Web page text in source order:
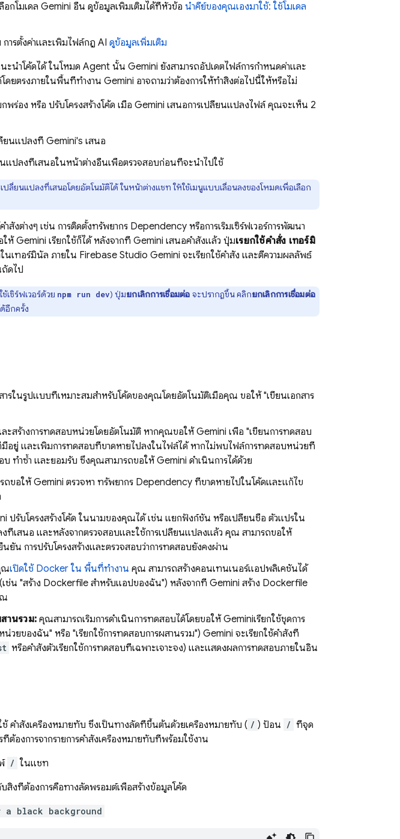
กโมเดล Gemini อื่น ดูข้อมูลเพิ่มเติมได้ที่หัวข้อ นำคีย์ของคุณเองมาใช้: ใช้โมเดล
ารตั้งค่าและเพิ่มไฟล์กฎ AI ดูข้อมูลเพิ่มเติม
ะนำโค้ดได้ ในโหมด Agent นั้น Gemini ยังสามารถอัปเดตไฟล์การกำหนดค่าและ
โดยตรงภายในพื้นที่ทำงาน Gemini อาจถามว่าต้องการให้ทำสิ่งต่อไปนี้ให้หรือไม่
ร่อง หรือ ปรับโครงสร้างโค้ด เมื่อ Gemini เสนอการเปลี่ยนแปลงไฟล์ คุณจะเห็น 2
ลี่ยนแปลงที่Gemini's เสนอ
นแปลงที่เสนอในหน้าต่างอื่นเพื่อตรวจสอบก่อนที่จะนำไปใช้
เปลี่ยนแปลงที่เสนอโดยอัตโนมัติได้ ในหน้าต่างแชท ให้ใช้เมนูแบบเลื่อนลงของโหมดเพื่อเลือก
ำสั่งต่างๆ เช่น การติดตั้งทรัพยากร Dependency หรือการเริ่มเซิร์ฟเวอร์การพัฒนา
ให้ Gemini เรียกใช้ก็ได้ หลังจากที่ Gemini เสนอคำสั่งแล้ว ปุ่มเรียกใช้คำสั่ง เทอร์มิ
นเทอร์มินัล ภายใน Firebase Studio Gemini จะเรียกใช้คำสั่ง และตีความผลลัพธ์
ดไป
ช้เซิร์ฟเวอร์ด้วย npm run dev) ปุ่มยกเลิกการเชื่อมต่อ จะปรากฏขึ้น คลิกยกเลิกการเชื่อมต่อ
อีกครั้ง
สารในรูปแบบที่เหมาะสมสำหรับโค้ดของคุณโดยอัตโนมัติเมื่อคุณ ขอให้ "เขียนเอกสาร
ละสร้างการทดสอบหน่วยโดยอัตโนมัติ หากคุณขอให้ Gemini เพื่อ "เขียนการทดสอบ
อยู่ และเพิ่มการทดสอบที่ขาดหายไปลงในไฟล์ได้ หากไม่พบไฟล์การทดสอบหน่วยที่
บ ทำซ้ำ และยอมรับ ซึ่งคุณสามารถขอให้ Gemini ดำเนินการได้ด้วย
ถขอให้Gemini ตรวจหา ทรัพยากร Dependency ที่ขาดหายไปในโค้ดและแก้ไข
ปรับโครงสร้างโค้ด ในนามของคุณได้ เช่น แยกฟังก์ชัน หรือเปลี่ยนชื่อ ตัวแปรใน
งที่เสนอ และหลังจากตรวจสอบและใช้การเปลี่ยนแปลงแล้ว คุณ สามารถขอให้
ยัน การปรับโครงสร้างและตรวจสอบว่าการทดสอบยังคงผ่าน
ณเปิดใช้ Docker ใน พื้นที่ทำงาน คุณ สามารถสร้างคอนเทนเนอร์แอปพลิเคชันได้
ช่น "สร้าง Dockerfile สำหรับแอปของฉัน") หลังจากที่ Gemini สร้าง Dockerfile
ณ
านรวม: คุณสามารถเริ่มการดำเนินการทดสอบได้โดยขอให้ Geminiเรียกใช้ชุดการ
น่วยของฉัน" หรือ "เรียกใช้การทดสอบการผสานรวม") Gemini จะเรียกใช้คำสั่งที่
หรือคำสั่งตัวเรียกใช้การทดสอบที่เฉพาะเจาะจง) และแสดงผลการทดสอบภายในอิน
คำสั่งเครื่องหมายทับ ซึ่งเป็นทางลัดที่ขึ้นต้นด้วยเครื่องหมายทับ ( / ) ป้อน / ที่จุด
ที่ต้องการจากรายการคำสั่งเครื่องหมายทับที่พร้อมใช้งาน
/ ในแชท
สิ่งที่ต้องการคือทางลัดพรอมต์เพื่อสร้างข้อมูลโค้ด
black background